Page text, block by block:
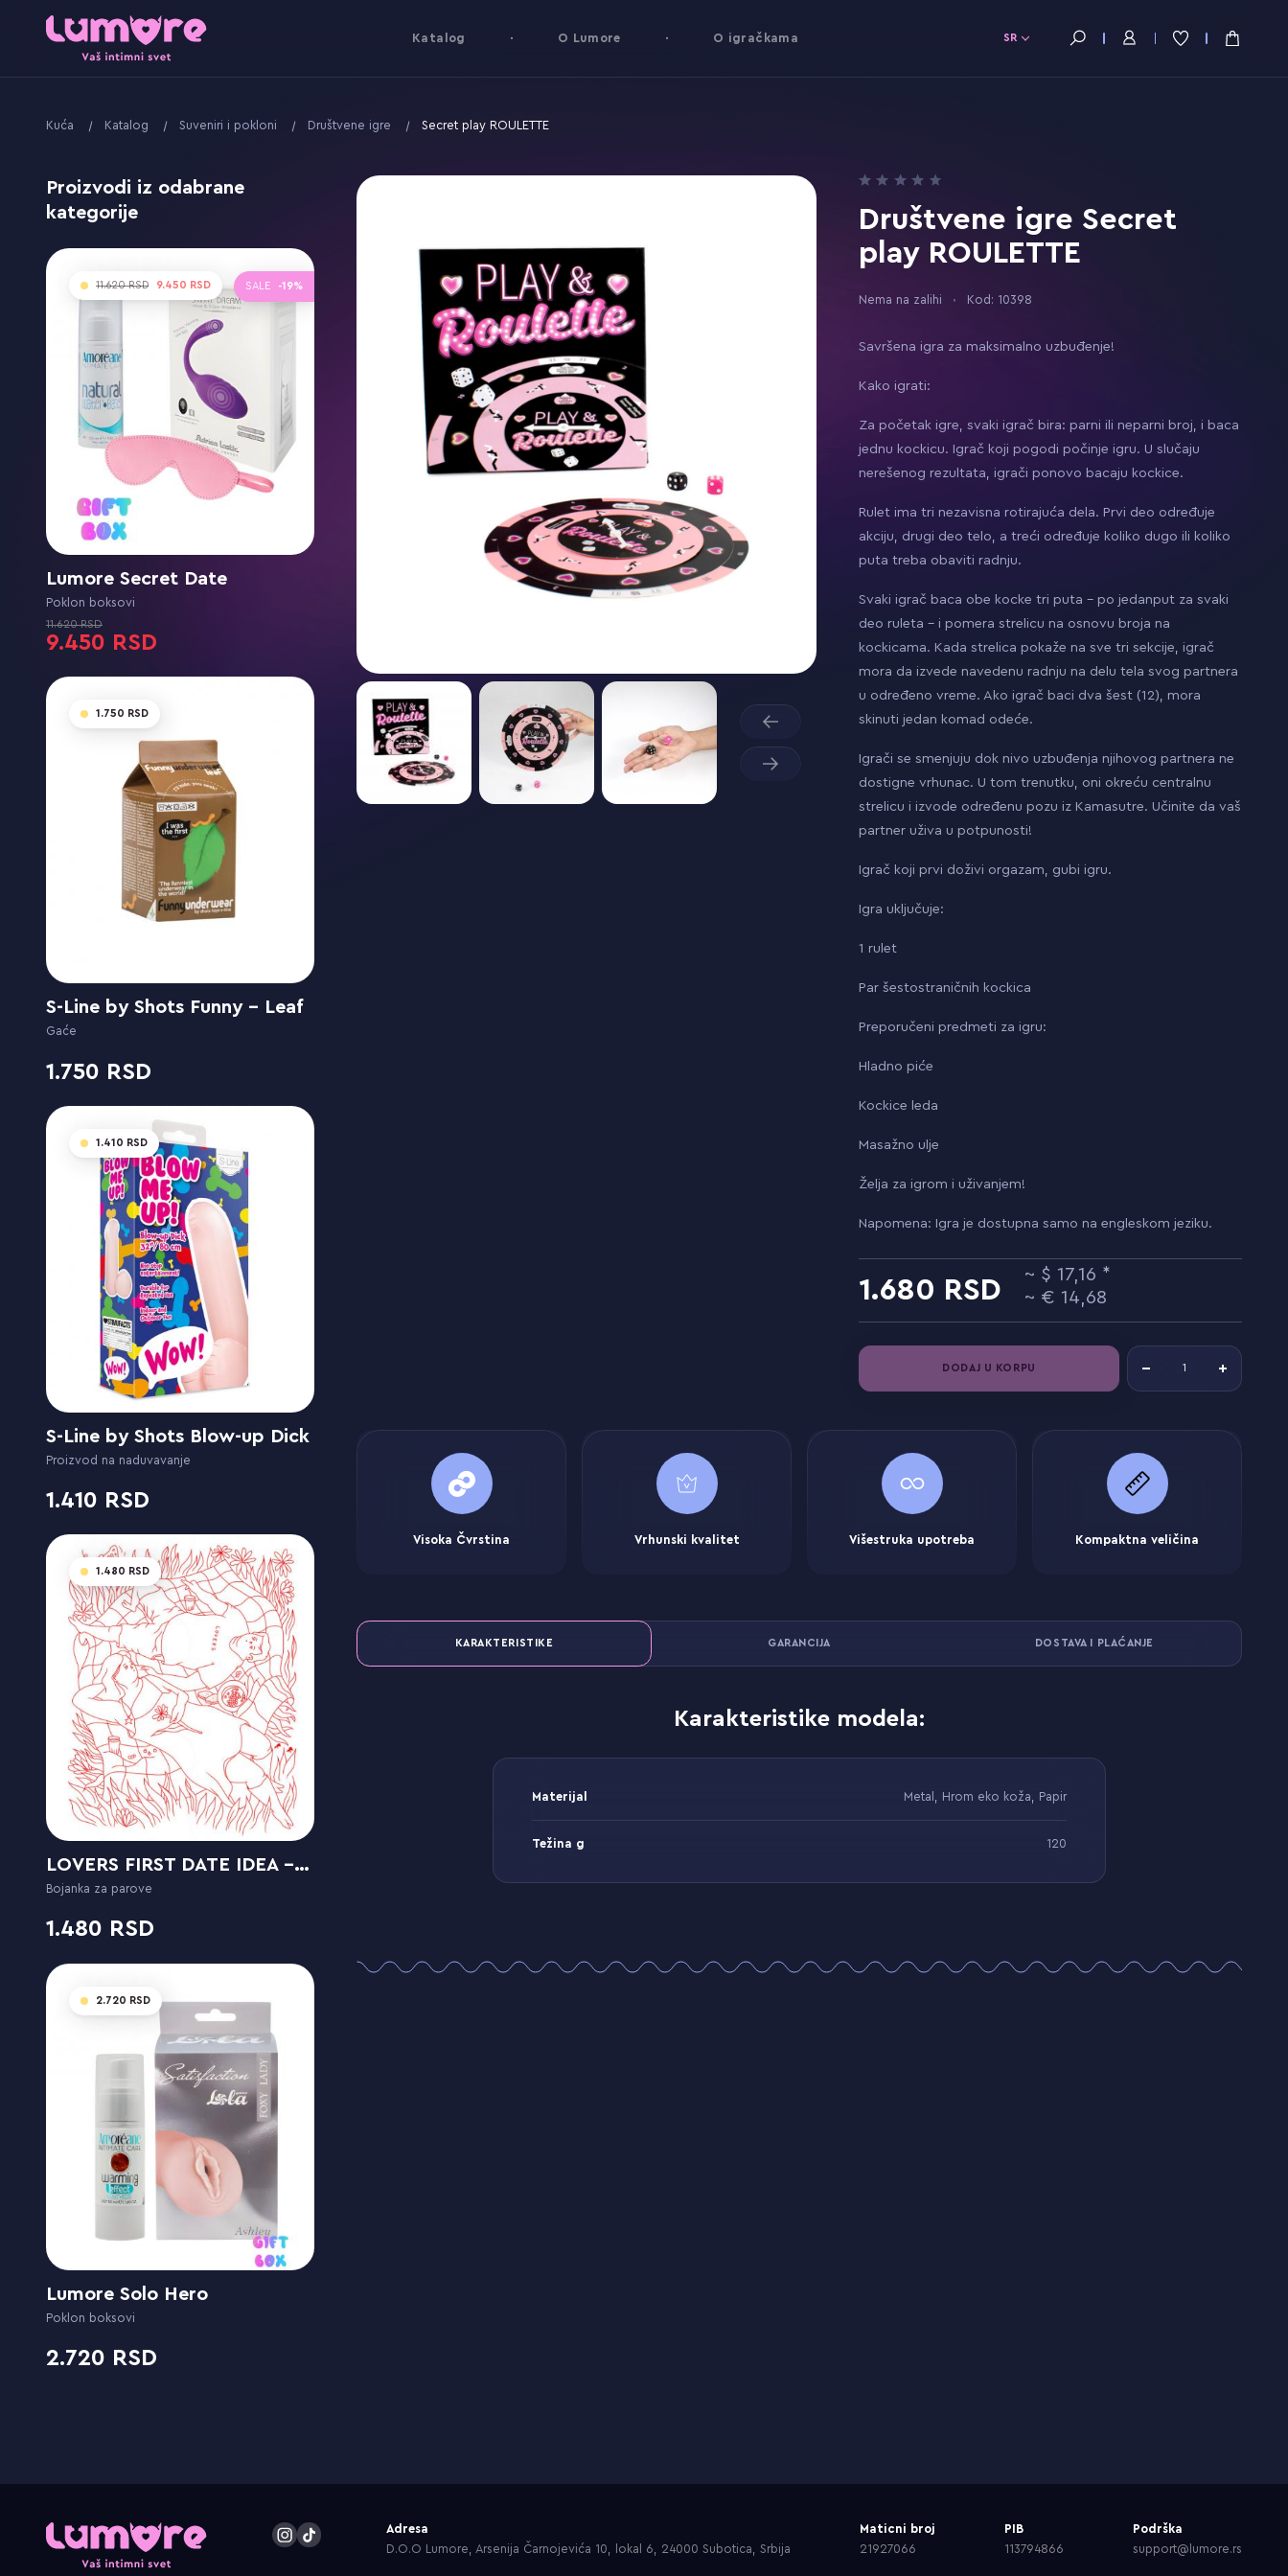
Katalog O Lumore O igračkama SR
Kuća Katalog Suveniri i pokloni Društvene igre Secret play ROULETTE
Proizvodi iz odabrane
kategorije
11.620 9.450
Lumore Secret Date
Poklon boksovi
9.450
1.750
S-Line by Shots Funny - Leaf
Gaće
1.750
1.410
S-Line by Shots Blow-up Dick
Proizvod na naduvavanje
1.410
1.480
LOVERS FIRST DATE IDEA - SET 3 / PICNIC
Bojanka za parove
1.480
2.720
Lumore Solo Hero
Poklon boksovi
2.720
Društvene igre Secret
play ROULETTE
Nema na zalihi Kod: 10398
Savršena igra za maksimalno uzbuđenje!
Kako igrati:
Za početak igre, svaki igrač bira: parni ili neparni broj, i baca
jednu kockicu. Igrač koji pogodi počinje igru. U slučaju
nerešenog rezultata, igrači ponovo bacaju kockice.
Rulet ima tri nezavisna rotirajuća dela. Prvi deo određuje
akciju, drugi deo telo, a treći određuje koliko dugo ili koliko
puta treba obaviti radnju.
Svaki igrač baca obe kocke tri puta – po jedanput za svaki
deo ruleta – i pomera strelicu na osnovu broja na
kockicama. Kada strelica pokaže na sve tri sekcije, igrač
mora da izvede navedenu radnju na delu tela svog partnera
u određeno vreme. Ako igrač baci dva šest (12), mora
skinuti jedan komad odeće.
Igrači se smenjuju dok nivo uzbuđenja njihovog partnera ne
dostigne vrhunac. U tom trenutku, oni okreću centralnu
strelicu i izvode određenu pozu iz Kamasutre. Učinite da vaš
partner uživa u potpunosti!
Igrač koji prvi doživi orgazam, gubi igru.
Igra uključuje:
1 rulet
Par šestostraničnih kockica
Preporučeni predmeti za igru:
Hladno piće
Kockice leda
Masažno ulje
Želja za igrom i uživanjem!
Napomena: Igra je dostupna samo na engleskom jeziku.
1.680
17,16
14,68
DODAJ U KORPU
Visoka Čvrstina Vrhunski kvalitet Višestruka upotreba Kompaktna veličina
KARAKTERISTIKE GARANCIJA DOSTAVA I PLAĆANJE
Karakteristike modela:
Materijal Metal, Hrom eko koža, Papir
Težina g 120
Adresa
D.O.O Lumore, Arsenija Čarnojevića 10, lokal 6, 24000 Subotica, Srbija
Maticni broj
21927066
PIB
113794866
Podrška
support@lumore.rs